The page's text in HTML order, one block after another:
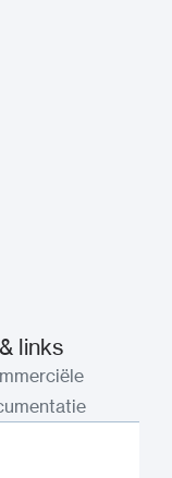
links